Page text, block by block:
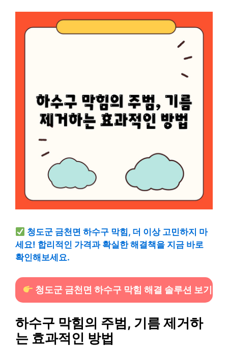
청도군 금천면 하수구 막힘, 더 이상 고민하지 마
세요! 합리적인 가격과 확실한 해결책을 지금 바로
확인해보세요.
청도군 금천면 하수구 막힘 해결 솔루션 보기
하수구 막힘의 주범, 기름 제거하
는 효과적인 방법